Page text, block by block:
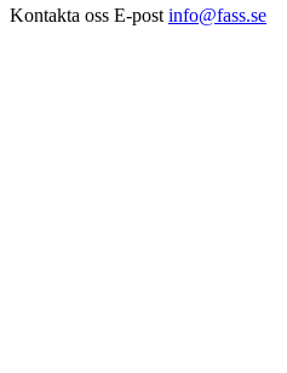
Kontakta oss E-post info@fass.se